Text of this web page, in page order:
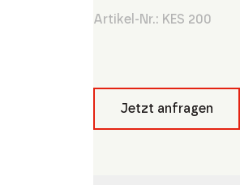
Artikel-Nr.: KES 200
Jetzt anfragen